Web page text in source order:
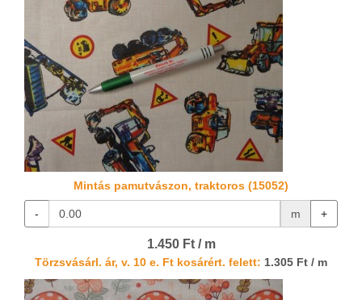
Mintás pamutvászon, traktoros (15052)
- m +
1.450 Ft / m
Törzsvásárl. ár, v. 10 e. Ft kosárért. felett: 1.305 Ft / m